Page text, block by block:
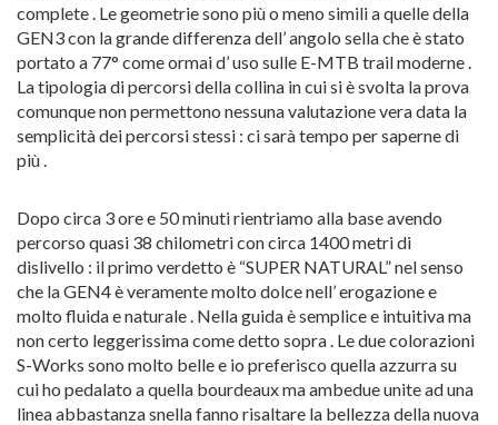
complete . Le geometrie sono più o meno simili a quelle della
GEN3 con la grande differenza dell’ angolo sella che è stato
portato a 77° come ormai d’ uso sulle E-MTB trail moderne .
La tipologia di percorsi della collina in cui si è svolta la prova
comunque non permettono nessuna valutazione vera data la
semplicità dei percorsi stessi : ci sarà tempo per saperne di
più .
Dopo circa 3 ore e 50 minuti rientriamo alla base avendo
percorso quasi 38 chilometri con circa 1400 metri di
dislivello : il primo verdetto è “SUPER NATURAL” nel senso
che la GEN4 è veramente molto dolce nell’ erogazione e
molto fluida e naturale . Nella guida è semplice e intuitiva ma
non certo leggerissima come detto sopra . Le due colorazioni
S-Works sono molto belle e io preferisco quella azzurra su
cui ho pedalato a quella bourdeaux ma ambedue unite ad una
linea abbastanza snella fanno risaltare la bellezza della nuova